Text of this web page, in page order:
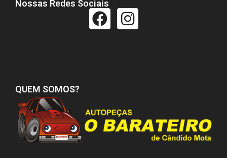
Nossas Redes Sociais
QUEM SOMOS?